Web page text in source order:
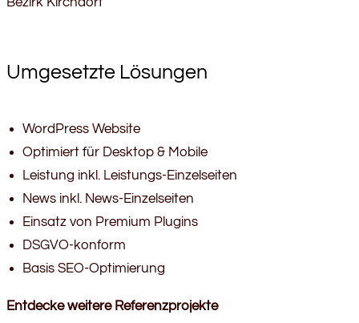
Umgesetzte Lösungen
WordPress Website
Optimiert für Desktop & Mobile
Leistung inkl. Leistungs-Einzelseiten
News inkl. News-Einzelseiten
Einsatz von Premium Plugins
DSGVO-konform
Basis SEO-Optimierung
Entdecke weitere Referenzprojekte